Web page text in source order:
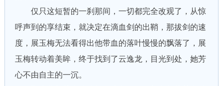
仅只这短暂的一刹那间，一切都完全改观了，从惊
呼声到的享结束，就决定在滴血剑的出鞘，那拔剑的速
度，展玉梅无法看得出他带血的落叶慢慢的飘落了，展
玉梅转动着美眸，终于找到了云逸龙，目光到处，她芳
心不由自主的一沉。